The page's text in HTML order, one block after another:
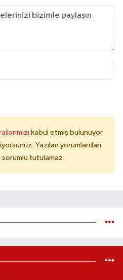
kabul etmiş bulunuyor
Yazılan yorumlardan
tutulamaz.